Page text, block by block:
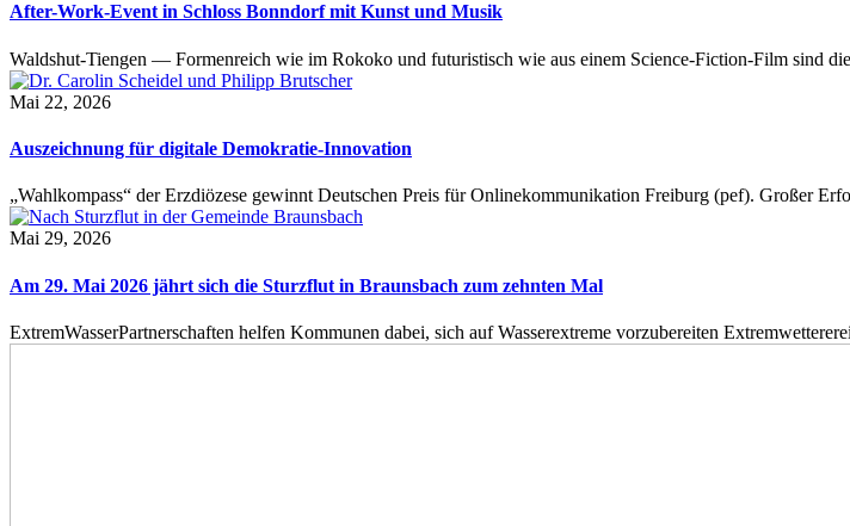
After-Work-Event in Schloss Bonndorf mit Kunst und Musik
Waldshut-Tiengen — Formenreich wie im Rokoko und futuristisch wie aus einem Science-Fiction-Film sind
Mai 22, 2026
Auszeichnung für digitale Demokratie-Innovation
„Wahlkompass“ der Erzdiözese gewinnt Deutschen Preis für Onlinekommunikation Freiburg (pef). Großer
Mai 29, 2026
Am 29. Mai 2026 jährt sich die Sturzflut in Braunsbach zum zehnten Mal
ExtremWasserPartnerschaften helfen Kommunen dabei, sich auf Wasserextreme vorzubereiten